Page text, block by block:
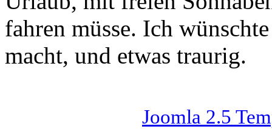
fahren müsse. Ich
macht, und etwas traurig.
Joomla 2.5